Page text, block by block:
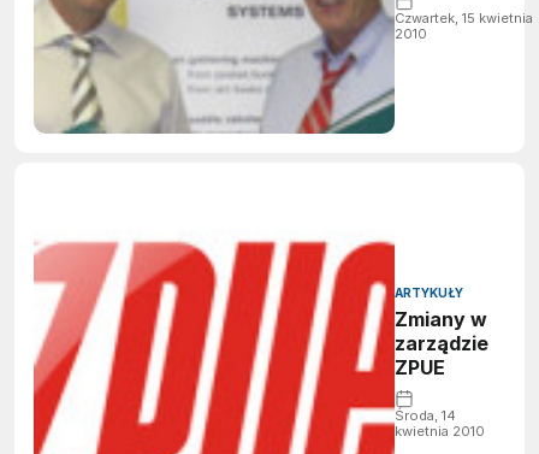
Czwartek, 15 kwietnia
2010
ARTYKUŁY
Zmiany w
zarządzie
ZPUE
Środa, 14
kwietnia 2010